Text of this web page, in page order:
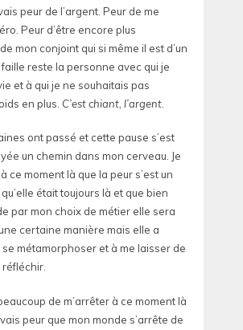
peur de l’argent. Peur de me
Peur d’être encore plus
mon conjoint qui si même il est d’un
reste la personne avec qui je
et à qui je ne souhaitais pas
en plus. C’est chiant, l’argent.
ont passé et cette pause s’est
un chemin dans mon cerveau. Je
ce moment là que la peur s’est un
était toujours là et que bien
par mon choix de métier elle sera
certaine manière mais elle a
métamorphoser et à me laisser de
de m’arrêter à ce moment là
peur que mon monde s’arrête de